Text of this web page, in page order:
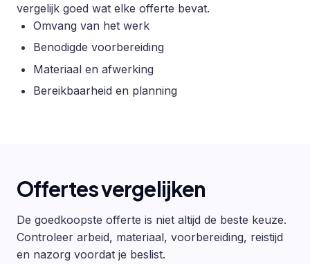
vergelijk goed wat elke offerte bevat.
Omvang van het werk
Benodigde voorbereiding
Materiaal en afwerking
Bereikbaarheid en planning
Offertes vergelijken
De goedkoopste offerte is niet altijd de beste keuze.
Controleer arbeid, materiaal, voorbereiding, reistijd
en nazorg voordat je beslist.